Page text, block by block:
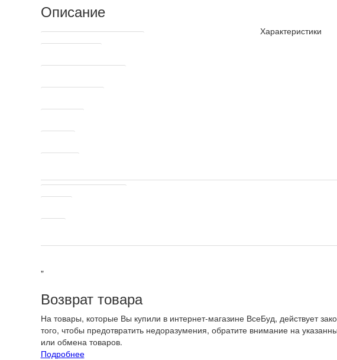
Описание
Характеристики
Технические характеристики
Другие характеристики
"
Возврат товара
На товары, которые Вы купили в интернет-магазине ВсеБуд, действует
того, чтобы предотвратить недоразумения, обратите внимание на
или обмена товаров.
Подробнее